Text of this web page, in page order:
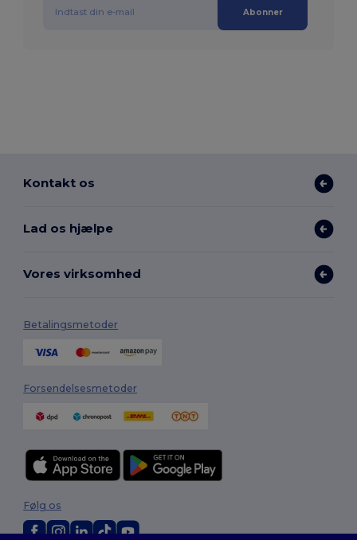
Abonner
Kontakt os
Lad os hjælpe
Vores virksomhed
Betalingsmetoder
Forsendelsesmetoder
Følg os